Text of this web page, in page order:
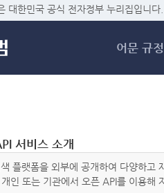
메
대한민국 공식 전자정부 누리집입니다.
어문 규정
서비스 소개
플랫폼을 외부에 공개하여 다양하
인 또는 기관에서 오픈 API를 이용해